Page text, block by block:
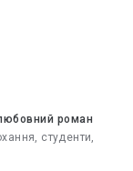
роман
студенти,